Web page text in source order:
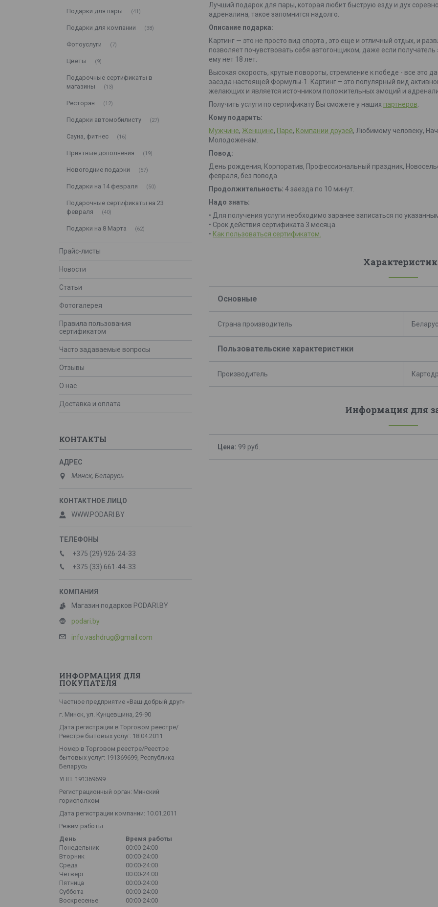
Лучший подарок для пары, которая любит быструю езду и дух
адреналина, такое запомнится надолго.
Описание подарка:
Картинг — это не просто вид спорта , это еще и отличный отдых, и
позволяет почувствовать себя автогонщиком, даже если получатель
ему нет 18 лет.
Высокая скорость, крутые повороты, стремление к победе - все это
заезда настоящей Формулы-1. Картинг – это популярный вид
желающих и является источником положительных эмоций и
Получить услуги по сертификату Вы сможете у наших партнеров
Кому подарить:
Мужчине, Женщине, Паре, Компании друзей, Любимому человеку,
Молодоженам.
Повод:
День рождения, Корпоратив, Профессиональный праздник,
февраля, без повода.
Продолжительность: 4 заезда по 10 минут.
Надо знать:
• Для получения услуги необходимо заранее записаться по
• Срок действия сертификата 3 месяца.
• Как пользоваться сертификатом.
Основные
Страна производитель
Пользовательские характеристики
Производитель
Информация для
Цена: 99 руб.
Подарки для пары 41
Подарки для компании 38
Фотоуслуги 7
Цветы 9
Подарочные сертификаты в
магазины
13
Ресторан 12
Подарки автомобилисту 27
Сауна, фитнес 16
Приятные дополнения 19
Новогодние подарки 57
Подарки на 14 февраля 50
Подарочные сертификаты на 23
февраля
40
Подарки на 8 Марта 62
Прайс-листы
Новости
Статьи
Фотогалерея
Правила пользования
сертификатом
Часто задаваемые вопросы
Отзывы
О нас
Доставка и оплата
КОНТАКТЫ
Минск, Беларусь
WWW.PODARI.BY
+375 (29) 926-24-33
+375 (33) 661-44-33
Магазин подарков PODARI.BY
podari.by
info.vashdrug@gmail.com
ИНФОРМАЦИЯ ДЛЯ
ПОКУПАТЕЛЯ
Частное предприятие «Ваш добрый друг»
г. Минск, ул. Кунцевщина, 29-90
Дата регистрации в Торговом реестре/
Реестре бытовых услуг: 18.04.2011
Номер в Торговом реестре/Реестре
бытовых услуг: 191369699, Республика
Беларусь
УНП: 191369699
Регистрационный орган: Минский
горисполком
Дата регистрации компании: 10.01.2011
Режим работы:
День
Время работы
Понедельник
00:00-24:00
Вторник
00:00-24:00
Среда
00:00-24:00
Четверг
00:00-24:00
Пятница
00:00-24:00
Суббота
00:00-24:00
Воскресенье
00:00-24:00